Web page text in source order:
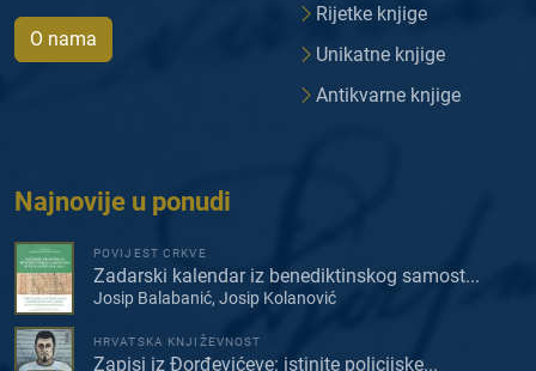
O nama
Rijetke knjige
Unikatne knjige
Antikvarne knjige
Najnovije u ponudi
POVIJEST CRKVE
Zadarski kalendar iz benediktinskog samost...
Josip Balabanić, Josip Kolanović
HRVATSKA KNJIŽEVNOST
Zapisi iz Đorđevićeve: istinite policijske...